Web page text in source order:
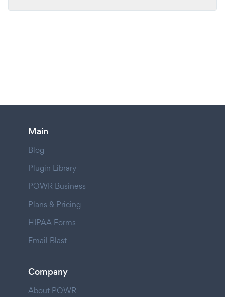
Main
Blog
Plugin Library
POWR Business
Plans & Pricing
HIPAA Forms
Email Blast
Company
About POWR